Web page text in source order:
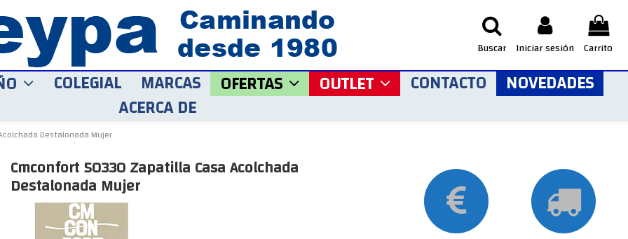
Buscar Iniciar sesión Carrito
COLEGIAL MARCAS OFERTAS OUTLET CONTACTO NOVEDADES
ACERCA DE
Destalonada Mujer
Cmconfort 50330 Zapatilla Casa Acolchada
Destalonada Mujer